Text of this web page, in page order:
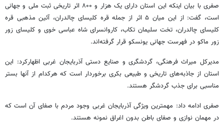
صفری
با بیان اینکه این استان دارای یک هزار و ۸۰۰ اثر تاریخی ثبت ملی و جهانی
است، گفت: از این میان ۵ اثر از جمله قره کلیسای چالدران، آئین مذهبی قره
کلیسای چالدران، تخت سلیمان تکاب، کاروانسرای شاه عباسی خوی و کلیسای زور
زور ماکو در فهرست جهانی یونسکو قرار گرفته‌اند.
مدیرکل میراث فرهنگی، گردشگری و صنایع دستی آذربایجان غربی اظهارکرد: این
استان از جاذبه‌های تاریخی و طبیعی بکری برخوردار است که هرکدام از آنها بستر
مناسبی برای جذب گردشگر هستند.
صفری ادامه داد: مهمترین ویژگی آذربایجان غربی وجود مردم با صفای آن است که
در مهمان نوازی و صفای باطن بدون اغراق نمونه هستند.